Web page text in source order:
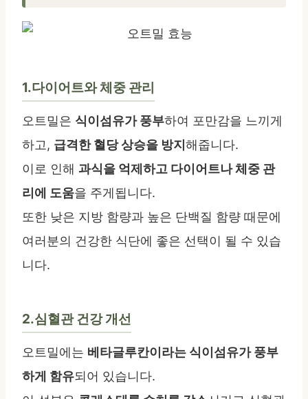
1.다이어트와 체중 관리
오트밀은 식이섬유가 풍부하여 포만감을 느끼게
하고, 급격한 혈당 상승을 방지해줍니다.
이로 인해 과식을 억제하고 다이어트나 체중 관
리에 도움을 주게됩니다.
또한 낮은 지방 함량과 높은 단백질 함량 때문에
여러분의 건강한 식단에 좋은 선택이 될 수 있습
니다.
2.심혈관 건강 개선
오트밀에는 베타글루칸이라는 식이섬유가 풍부
하게 함유되어 있습니다.